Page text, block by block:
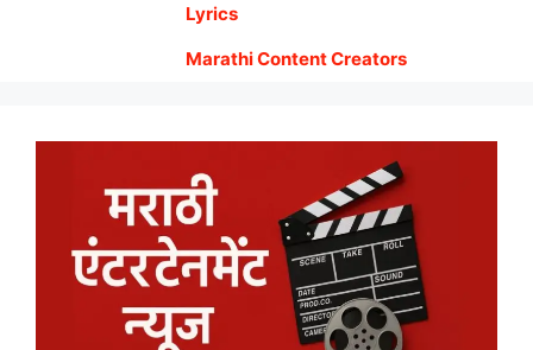
Lyrics
Marathi Content Creators